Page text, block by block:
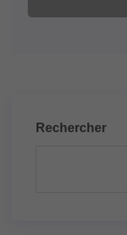
Rechercher